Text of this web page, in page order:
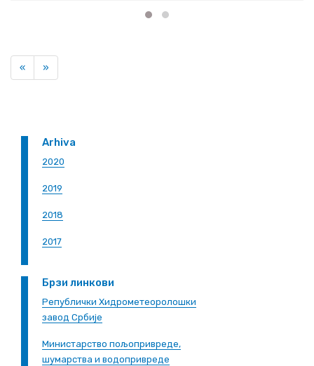
«Previous
»
Arhiva
2020
2019
2018
2017
Брзи линкови
Републички Хидрометеоролошки
завод Србије
Министарство пољопривреде,
шумарства и водопривреде